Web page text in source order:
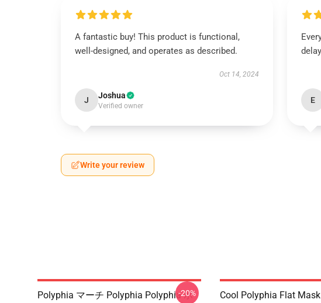
A fantastic buy! This product is functional,
well-designed, and operates as described.
Oct 14, 2024
J Joshua
Verified owner
E
Write your review
Polyphia マーチ Polyphia Polyphia ポ
-20% Cool Polyphia Flat